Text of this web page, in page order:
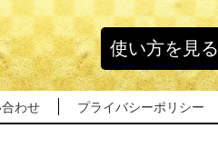
使い方を見る
わせ プライバシーポリシー